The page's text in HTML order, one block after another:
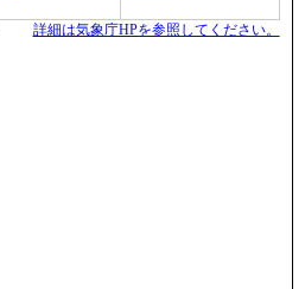
詳細は気象庁HPを参照してください。